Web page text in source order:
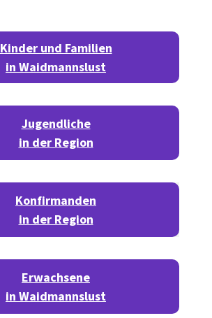
Kinder und Familien
in Waidmannslust
Jugendliche
in der Region
Konfirmanden
in der Region
Erwachsene
in Waidmannslust